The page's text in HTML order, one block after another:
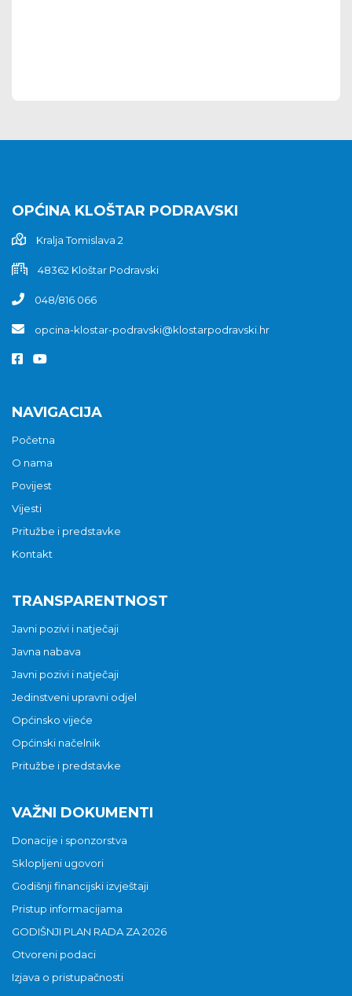
OPĆINA KLOŠTAR PODRAVSKI
Kralja Tomislava 2
48362 Kloštar Podravski
048/816 066
opcina-klostar-podravski@klostarpodravski.hr
NAVIGACIJA
Početna
O nama
Povijest
Vijesti
Pritužbe i predstavke
Kontakt
TRANSPARENTNOST
Javni pozivi i natječaji
Javna nabava
Javni pozivi i natječaji
Jedinstveni upravni odjel
Općinsko vijeće
Općinski načelnik
Pritužbe i predstavke
VAŽNI DOKUMENTI
Donacije i sponzorstva
Sklopljeni ugovori
Godišnji financijski izvještaji
Pristup informacijama
GODIŠNJI PLAN RADA ZA 2026
Otvoreni podaci
Izjava o pristupačnosti